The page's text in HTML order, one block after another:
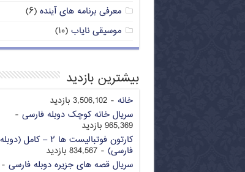
معرفی برنامه های آینده (۶)
موسیقی نایاب (۱۰)
بیشترین بازدید
خانه - 3,506,102 بازدید
سریال خانه کوچک دوبله فارسی -
965,369 بازدید
کارتون فوتبالیست ها ۲ – کامل (دوبله
فارسی) - 834,567 بازدید
سریال قصه های جزیره دوبله فارسی -